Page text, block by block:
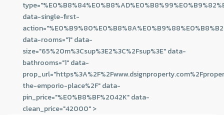
data-single-first-
data-rooms="1" data-
size="65%20m%3Csup%3E2%3C%2Fsup%3E" data-
bathrooms="1" data-
the-emporio-place%2F" data-
pin_price="%E0%B8%BF%2042K" data-
clean_price="42000" >